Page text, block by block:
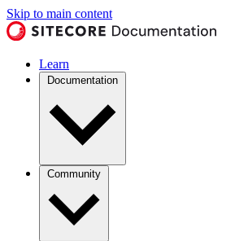
Skip to main content
Learn
Documentation
Community